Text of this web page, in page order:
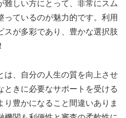
難しい方にとって、非常にスム
っているのが魅力的です。利用
スが多彩であり、豊かな選択肢
は、自分の人生の質を向上させ
ときに必要なサポートを受ける
り豊かになること間違いありま